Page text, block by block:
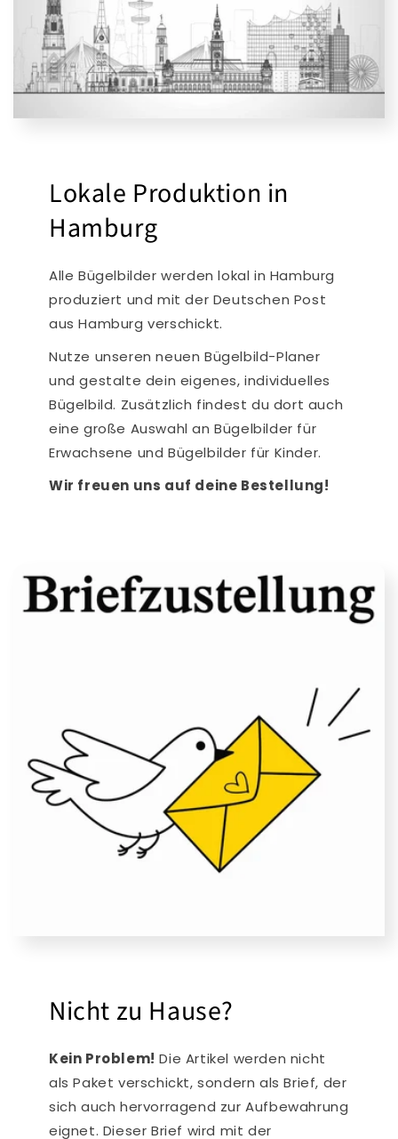
Lokale Produktion in
Hamburg
Alle Bügelbilder werden lokal in Hamburg
produziert und mit der Deutschen Post
aus Hamburg verschickt.
Nutze unseren neuen Bügelbild-Planer
und gestalte dein eigenes, individuelles
Bügelbild. Zusätzlich findest du dort auch
eine große Auswahl an Bügelbilder für
Erwachsene und Bügelbilder für Kinder.
Wir freuen uns auf deine Bestellung!
Nicht zu Hause?
Kein Problem! Die Artikel werden nicht
als Paket verschickt, sondern als Brief, der
sich auch hervorragend zur Aufbewahrung
eignet. Dieser Brief wird mit der